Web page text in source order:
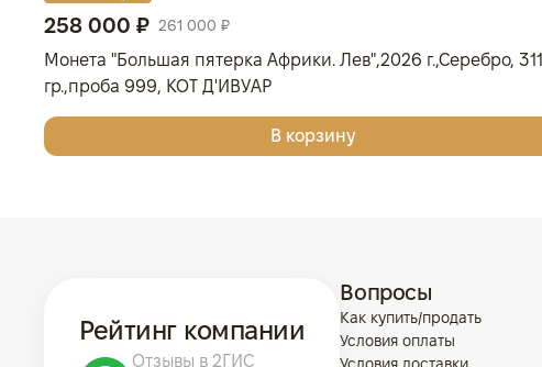
258 000 ₽ 261 000 ₽
Монета "Большая пятерка Африки. Лев",2026 г.,Серебро, 311
гр.,проба 999, КОТ Д'ИВУАР
В корзину
Рейтинг компании
Отзывы в 2ГИС
Вопросы
Как купить/продать
Условия оплаты
Условия доставки